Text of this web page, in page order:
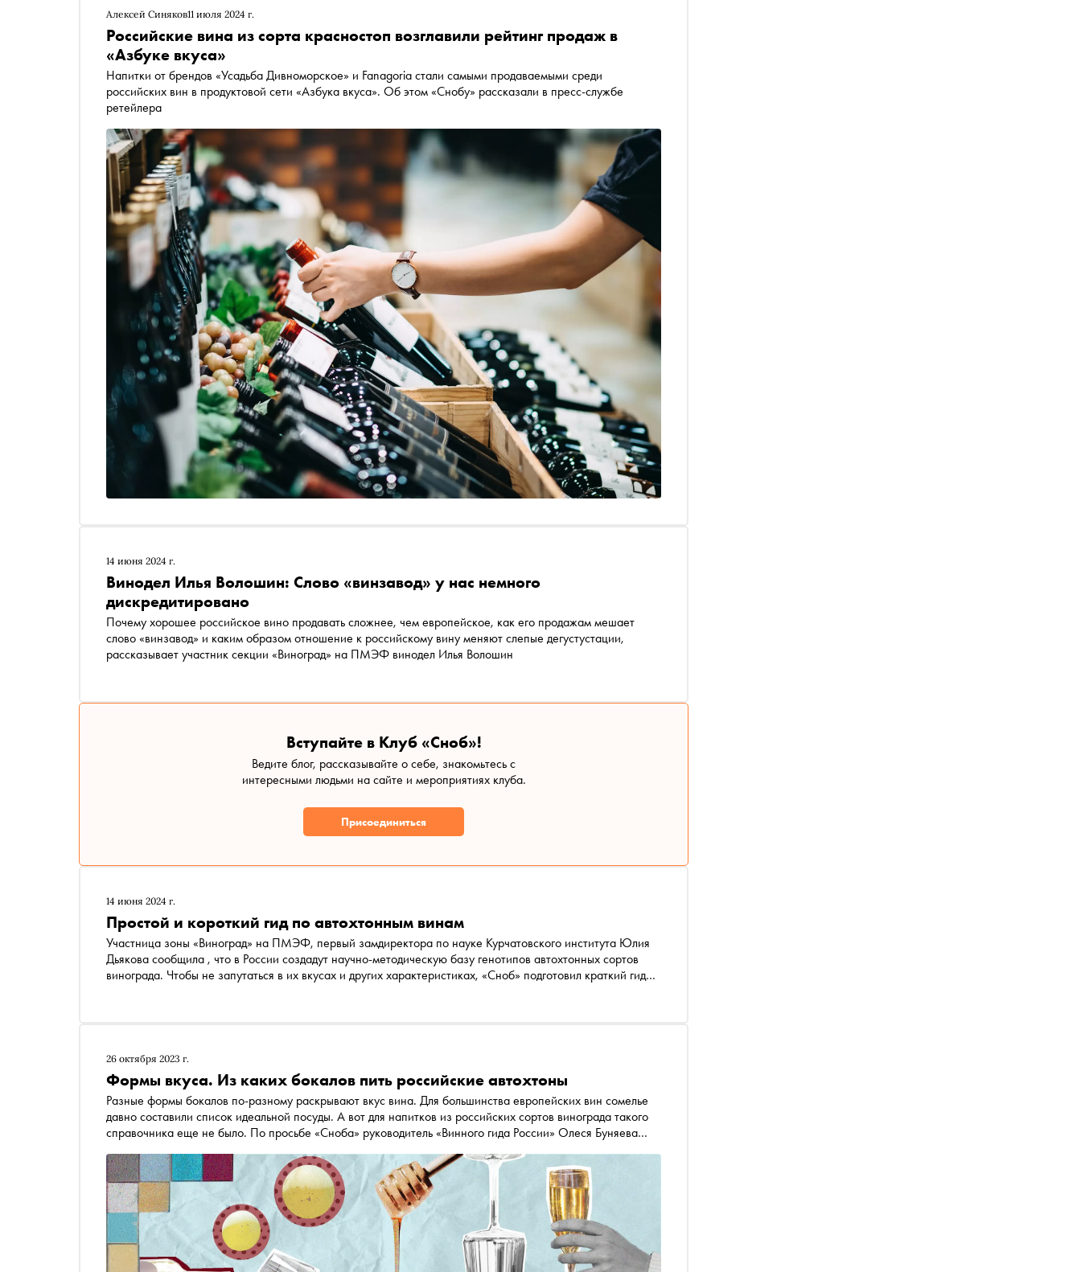
Алексей Синяков11 июля 2024 г.
Российские вина из сорта красностоп возглавили рейтинг продаж в
«Азбуке вкуса»
Напитки от брендов «Усадьба Дивноморское» и Fanagoria стали самыми продаваемыми среди
российских вин в продуктовой сети «Азбука вкуса». Об этом «Снобу» рассказали в пресс-службе
ретейлера
14 июня 2024 г.
Винодел Илья Волошин: Слово «винзавод» у нас немного
дискредитировано
Почему хорошее российское вино продавать сложнее, чем европейское, как его продажам мешает
слово «винзавод» и каким образом отношение к российскому вину меняют слепые дегустустации,
рассказывает участник секции «Виноград» на ПМЭФ винодел Илья Волошин
Вступайте в Клуб «Сноб»!
Ведите блог, рассказывайте о себе, знакомьтесь с
интересными людьми на сайте и мероприятиях клуба.
Присоединиться
14 июня 2024 г.
Простой и короткий гид по автохтонным винам
Участница зоны «Виноград» на ПМЭФ, первый замдиректора по науке Курчатовского института Юлия
Дьякова сообщила , что в России создадут научно-методическую базу генотипов автохтонных сортов
винограда. Чтобы не запутаться в их вкусах и других характеристиках, «Сноб» подготовил краткий гид
26 октября 2023 г.
Формы вкуса. Из каких бокалов пить российские автохтоны
Разные формы бокалов по-разному раскрывают вкус вина. Для большинства европейских вин сомелье
давно составили список идеальной посуды. А вот для напитков из российских сортов винограда такого
справочника еще не было. По просьбе «Сноба» руководитель «Винного гида России» Олеся Буняева
«сибирькового» и «красностопа»